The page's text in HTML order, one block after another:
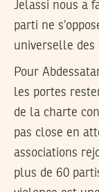
Jelassi nous a
parti ne
universelle des
Pour
les portes
de la charte
pas close en
associations
plus de 60